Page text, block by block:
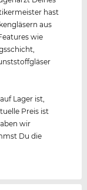
hast
aus
wie
Lager ist,
Preis ist
wir
Du die